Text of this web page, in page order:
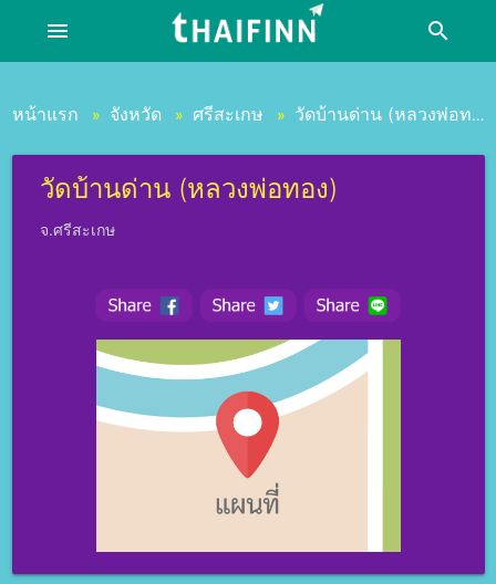
menu search
หน้าแรก » จังหวัด » ศรีสะเกษ » วัดบ้านด่าน (หลวงพ่อทอง)
วัดบ้านด่าน (หลวงพ่อทอง)
จ.ศรีสะเกษ